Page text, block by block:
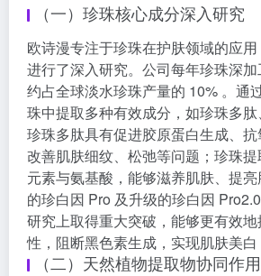
（一）珍珠核心成分深入研究
欧诗漫专注于珍珠在护肤领域的应
进行了深入研究。公司每年珍珠深加
约占全球淡水珍珠产量的 10% 。通
珠中提取多种有效成分，如珍珠多肽
珍珠多肽具有促进胶原蛋白生成、
改善肌肤细纹、松弛等问题；珍珠
元素与氨基酸，能够滋养肌肤、提
的珍白因 Pro 及升级的珍白因
研究上取得重大突破，能够更有效
性，阻断黑色素生成，实现肌肤美白
（二）天然植物提取物协同作用